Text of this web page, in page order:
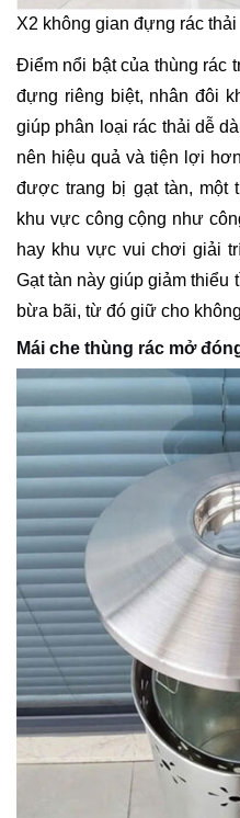
X2 không gian đựng rác thải
Điểm nổi bật của thùng rác
đựng riêng biệt, nhân đôi
giúp phân loại rác thải dễ
nên hiệu quả và tiện lợi
được trang bị gạt tàn, một
khu vực công cộng như
hay khu vực vui chơi giải
Gạt tàn này giúp giảm thiểu
bừa bãi, từ đó giữ cho
Mái che thùng rác mở